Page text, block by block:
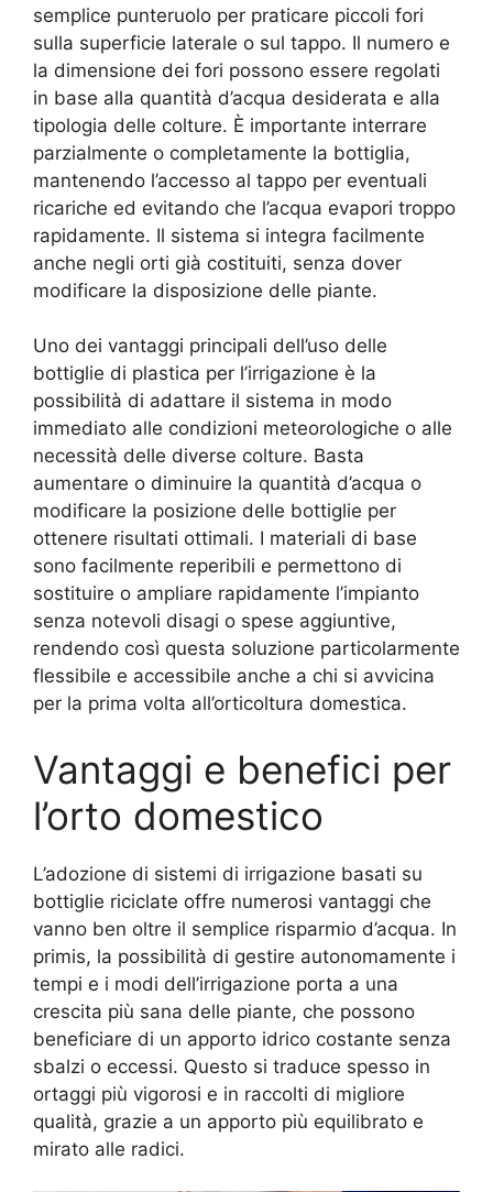
semplice punteruolo per praticare piccoli fori
sulla superficie laterale o sul tappo. Il numero e
la dimensione dei fori possono essere regolati
in base alla quantità d’acqua desiderata e alla
tipologia delle colture. È importante interrare
parzialmente o completamente la bottiglia,
mantenendo l’accesso al tappo per eventuali
ricariche ed evitando che l’acqua evapori troppo
rapidamente. Il sistema si integra facilmente
anche negli orti già costituiti, senza dover
modificare la disposizione delle piante.
Uno dei vantaggi principali dell’uso delle
bottiglie di plastica per l’irrigazione è la
possibilità di adattare il sistema in modo
immediato alle condizioni meteorologiche o alle
necessità delle diverse colture. Basta
aumentare o diminuire la quantità d’acqua o
modificare la posizione delle bottiglie per
ottenere risultati ottimali. I materiali di base
sono facilmente reperibili e permettono di
sostituire o ampliare rapidamente l’impianto
senza notevoli disagi o spese aggiuntive,
rendendo così questa soluzione particolarmente
flessibile e accessibile anche a chi si avvicina
per la prima volta all’orticoltura domestica.
Vantaggi e benefici per
l’orto domestico
L’adozione di sistemi di irrigazione basati su
bottiglie riciclate offre numerosi vantaggi che
vanno ben oltre il semplice risparmio d’acqua. In
primis, la possibilità di gestire autonomamente i
tempi e i modi dell’irrigazione porta a una
crescita più sana delle piante, che possono
beneficiare di un apporto idrico costante senza
sbalzi o eccessi. Questo si traduce spesso in
ortaggi più vigorosi e in raccolti di migliore
qualità, grazie a un apporto più equilibrato e
mirato alle radici.